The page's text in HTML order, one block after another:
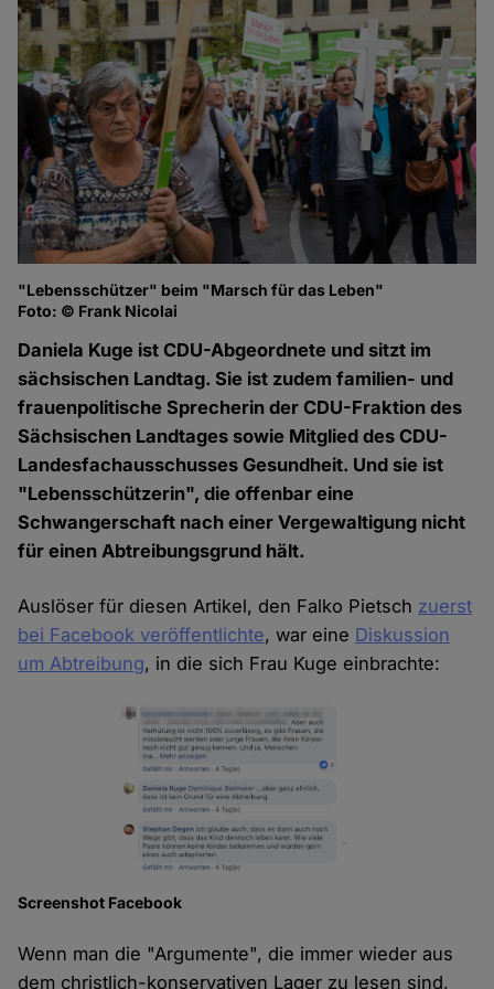
"Lebensschützer" beim "Marsch für das Leben"
Foto: © Frank Nicolai
Daniela Kuge ist CDU-Abgeordnete und sitzt im
sächsischen Landtag. Sie ist zudem familien- und
frauenpolitische Sprecherin der CDU-Fraktion des
Sächsischen Landtages sowie Mitglied des CDU-
Landesfachausschusses Gesundheit. Und sie ist
"Lebensschützerin", die offenbar eine
Schwangerschaft nach einer Vergewaltigung nicht
für einen Abtreibungsgrund hält.
Auslöser für diesen Artikel, den Falko Pietsch zuerst
bei Facebook veröffentlichte, war eine Diskussion
um Abtreibung, in die sich Frau Kuge einbrachte:
Screenshot Facebook
Wenn man die "Argumente", die immer wieder aus
dem christlich-konservativen Lager zu lesen sind,